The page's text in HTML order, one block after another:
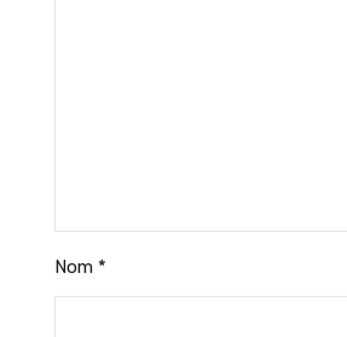
Nom *